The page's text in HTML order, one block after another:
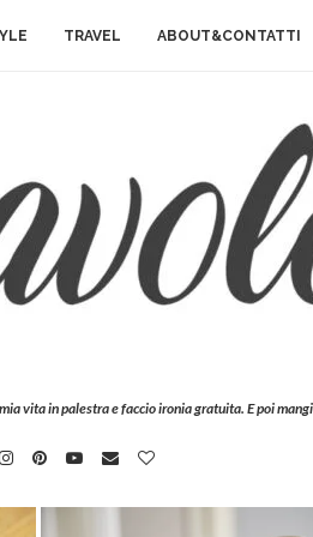
TRAVEL ABOUT&CONTATTI
vita in palestra e faccio ironia gratuita. E poi